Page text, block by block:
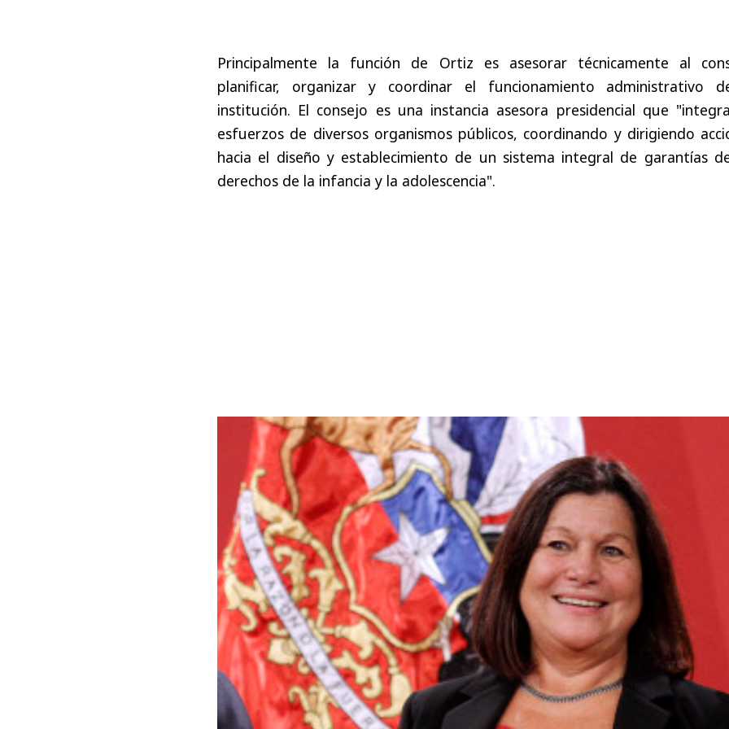
Principalmente la función de Ortiz es asesorar técnicamente al
planificar, organizar y coordinar el funcionamiento administrativo
institución. El consejo es una instancia asesora presidencial que
esfuerzos de diversos organismos públicos, coordinando y dirigiendo
hacia el diseño y establecimiento de un sistema integral de garantías
derechos de la infancia y la adolescencia".